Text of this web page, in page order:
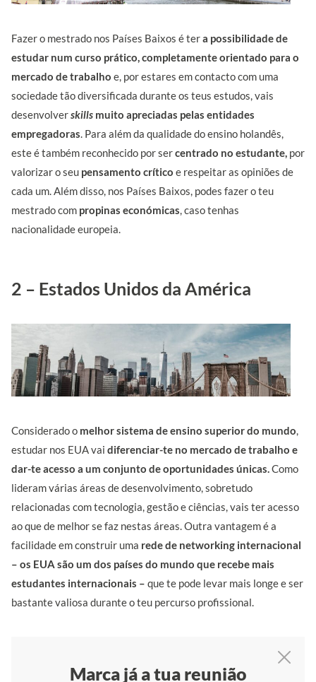
Fazer o mestrado nos Países Baixos é tera possibilidade de
estudar num curso prático, completamente orientado para o
mercado de trabalho e, por estares em contacto com uma
sociedade tão diversificada durante os teus estudos, vais
desenvolverskills muito apreciadas pelas entidades
empregadoras. Para além da qualidade do ensino holandês,
este é também reconhecido por sercentrado no estudante, por
valorizar o seu pensamento crítico e respeitar as opiniões de
cada um. Além disso, nos Países Baixos, podes fazer o teu
mestrado com propinas económicas, caso tenhas
nacionalidade europeia.
2 – Estados Unidos da América
Considerado o melhor sistema de ensino superior do mundo,
estudar nos EUA vai diferenciar-te no mercado de trabalho e
dar-te acesso a um conjunto de oportunidades únicas.Como
lideram várias áreas de desenvolvimento, sobretudo
relacionadas com tecnologia, gestão e ciências, vais ter acesso
ao que de melhor se faz nestas áreas. Outra vantagem é a
facilidade em construir uma rede de networking internacional
– os EUA são um dos países do mundo que recebe mais
estudantes internacionais – que te pode levar mais longe e ser
bastante valiosa durante o teu percurso profissional.
Marca já a tua reunião